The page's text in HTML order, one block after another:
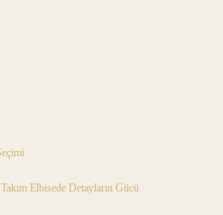
Elbisede Detayların Gücü